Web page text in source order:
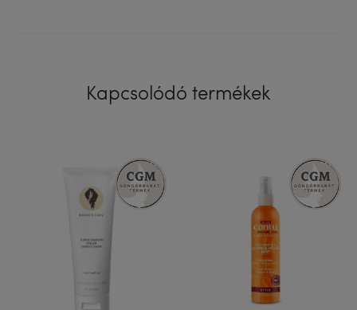
Kapcsolódó termékek